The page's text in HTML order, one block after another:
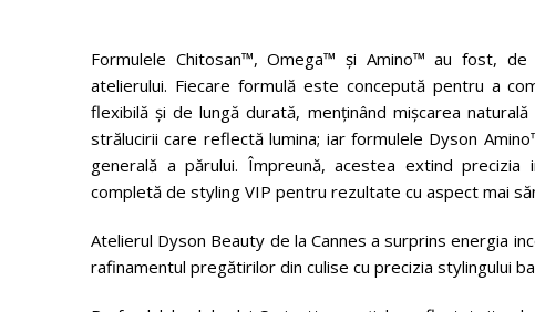
Formulele Chitosan™, Omega™ și Amino™ au fost,
atelierului. Fiecare formulă este concepută pentru a
flexibilă și de lungă durată, menținând mișcarea
strălucirii care reflectă lumina; iar formulele Dyson
generală a părului. Împreună, acestea extind
completă de styling VIP pentru rezultate cu aspect mai
Atelierul Dyson Beauty de la Cannes a surprins energia
rafinamentul pregătirilor din culise cu precizia stylingului